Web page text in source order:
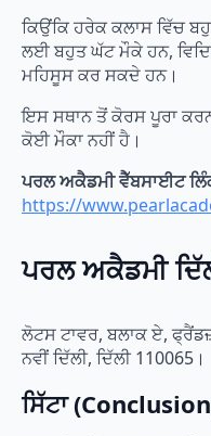
ਕਿਉਂਕਿ ਹਰੇਕ ਕਲਾਸ ਵਿੱਚ
ਲਈ ਬਹੁਤ ਘੱਟ ਮੌਕੇ ਹਨ,
ਮਹਿਸੂਸ ਕਰ ਸਕਦੇ ਹਨ।
ਇਸ ਸਥਾਨ ਤੋਂ ਕੋਰਸ ਪੂਰਾ
ਕੋਈ ਮੌਕਾ ਨਹੀਂ ਹੈ।
ਪਰਲ ਅਕੈਡਮੀ ਵੈੱਬਸਾਈਟ
https://
ਪਰਲ ਅਕੈਡਮੀ
ਲੋਟਸ ਟਾਵਰ, ਬਲਾਕ ਏ,
ਨਵੀਂ ਦਿੱਲੀ, ਦਿੱਲੀ 110065।
ਸਿੱਟਾ